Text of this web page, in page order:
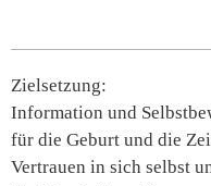
Zielsetzung:
Information und
für die Geburt und die
Vertrauen in sich selbst